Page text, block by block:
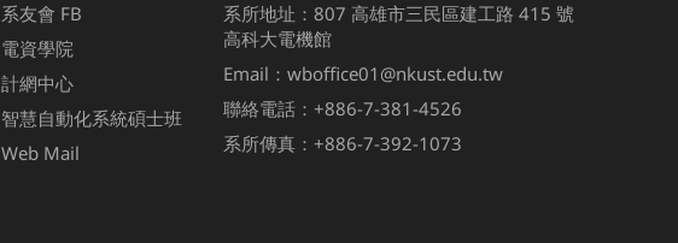
系友會 FB
電資學院
計網中心
智慧自動化系統碩士班
Web Mail
系所地址：807 高雄市三民區建工路 415 號
高科大電機館
Email：wboffice01@nkust.edu.tw
聯絡電話：+886-7-381-4526
系所傳真：+886-7-392-1073